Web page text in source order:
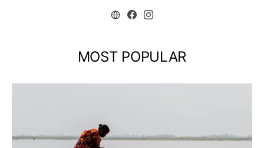
MOST POPULAR